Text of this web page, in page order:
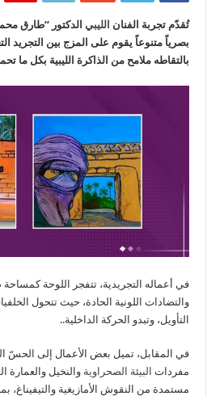
تُقدّم تجربة الفنان الليبي الدكتور “طارق
بصرياً متنوعاً يقوم على المزج بين التجريد
بالتقاطه ملامح من الذاكرة الليبية بكل ما
في أعماله التجريدية، تتفجر اللوحة
والتضادات اللونية الحادة، حيث تتحول
التأويل، وتبدو الحركة الداخلية..
في المقابل، تميل بعض الأعمال إلى الحسّ
مفردات البيئة الصحراوية والنخيل والعمارة
مستمدة من النقوش الأمازيغية والتيفيناغ،